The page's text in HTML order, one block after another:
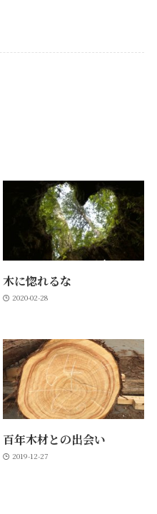
木に惚れるな
2020-02-28
百年木材との出会い
2019-12-27